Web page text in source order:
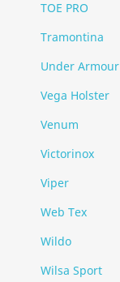
TOE PRO
Tramontina
Under Armour
Vega Holster
Venum
Victorinox
Viper
Web Tex
Wildo
Wilsa Sport